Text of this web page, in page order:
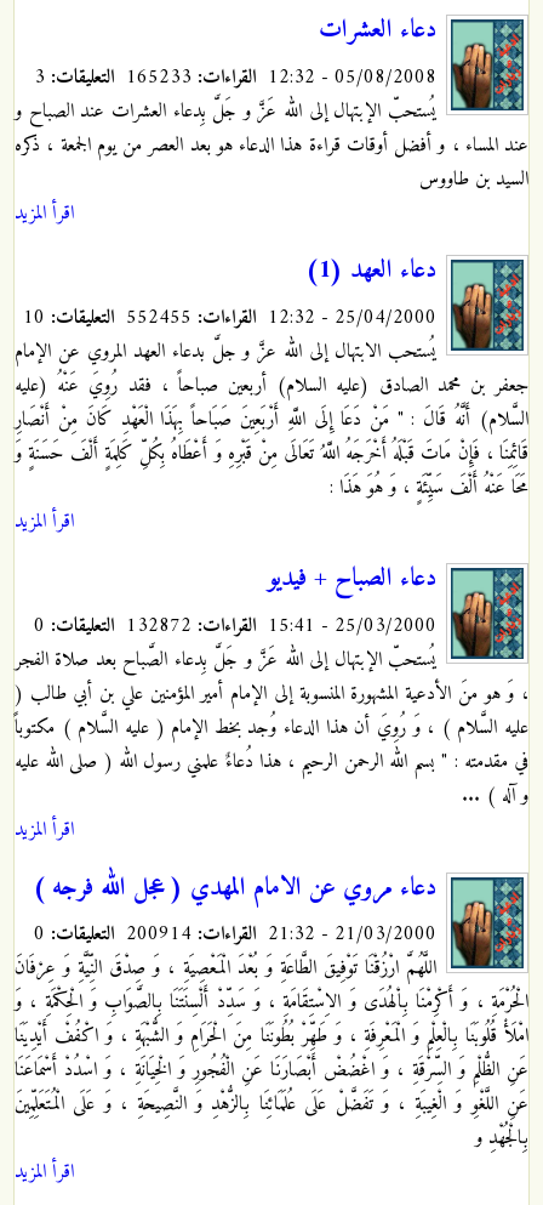
دعاء العشرات
05/08/2008 - 12:32 القراءات: التعليقات:
يُستحبّ الإبتهال إلى الله عَزَّ و جَلَّ بِدعاء العشرات عند الصباح و
عند المساء ، و أفضل أوقات قراءة هذا الدعاء هو بعد العصر من يوم الجمعة ، ذكره
السيد بن طاووس
اقرأ المزيد
دعاء العهد (1)
25/04/2000 - 12:32 القراءات: التعليقات:
يُستحب الابتهال إلى الله عزَّ و جلَّ بدعاء العهد المروي عن الإمام
جعفر بن محمد الصادق (عليه السلام) أربعين صباحاً ، فقد رُوِيَ عَنْهُ (عليه
السَّلام) أَنَّهُ قَالَ : " مَنْ دَعَا إِلَى اللَّهِ أَرْبَعِينَ صَبَاحاً بِهَذَا الْعَهْدِ كَانَ مِنْ أَنْصَارِ
قَائِمِنَا ، فَإِنْ مَاتَ قَبْلَهُ أَخْرَجَهُ اللَّهُ تَعَالَى مِنْ قَبْرِهِ وَ أَعْطَاهُ بِكُلِّ كَلِمَةٍ أَلْفَ حَسَنَةٍ وَ
مَحَا عَنْهُ أَلْفَ سَيِّئَةٍ ، وَ هُوَ هَذَا :
اقرأ المزيد
دعاء الصباح + فيديو
25/03/2000 - 15:41 القراءات: التعليقات:
يُستحبّ الإبتهال إلى الله عَزَّ و جَلَّ بِدعاء الصَّباح بعد صلاة الفجر
، وَ هو منَ الأدعية المشهورة المنسوبة إلى الإمام أمير المؤمنين علي بن أبي طالب (
عليه السَّلام ) ، وَ رُوِيَ أن هذا الدعاء وُجد بخط الإمام ( عليه السَّلام ) مكتوباً
في مقدمته : " بسم الله الرحمن الرحيم ، هذا دُعاءٌ علمني رسول الله ( صلى الله عليه
و آله ) ...
اقرأ المزيد
دعاء مروي عن الامام المهدي ( عجل الله فرجه )
21/03/2000 - 21:32 القراءات: التعليقات:
اللَّهُمَّ ارْزُقْنَا تَوْفِيقَ الطَّاعَةِ وَ بُعْدَ الْمَعْصِيَةِ ، وَ صِدْقَ النِّيَّةِ وَ عِرْفَانَ
الْحُرْمَةِ ، وَ أَكْرِمْنَا بِاْلهُدَى وَ الاِسْتِقَامَةِ ، وَ سَدِّدْ أَلْسِنَتَنَا بِالصَّوَابِ وَ الْحِكْمَةِ ، وَ
امْلَأْ قُلُوبَنَا بِالْعِلْمِ وَ الْمَعْرِفَةِ ، وَ طَهِّرْ بُطُونَنَا مِنَ الْحَرَامِ وَ الشُّبْهَةِ ، وَ اكْفُفْ أَيْدِيَنَا
عَنِ الظُّلْمِ وَ السِّرْقَةِ ، وَ اغْضُضْ أَبْصَارَنَا عَنِ الْفُجُورِ وَ الْخِيَانَةِ ، وَ اسْدُدْ أَسْمَاعَنَا
عَنِ اللَّغْوِ وَ الْغِيبَةِ ، وَ تَفَضَّلْ عَلَى عُلَمَائِنَا بِالزُّهْدِ وَ النَّصِيحَةِ ، وَ عَلَى الْمُتَعَلِّمِينَ
بِالْجُهْدِ و
اقرأ المزيد